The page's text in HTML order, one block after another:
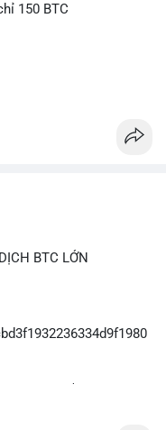
150 BTC
BTC LỚN